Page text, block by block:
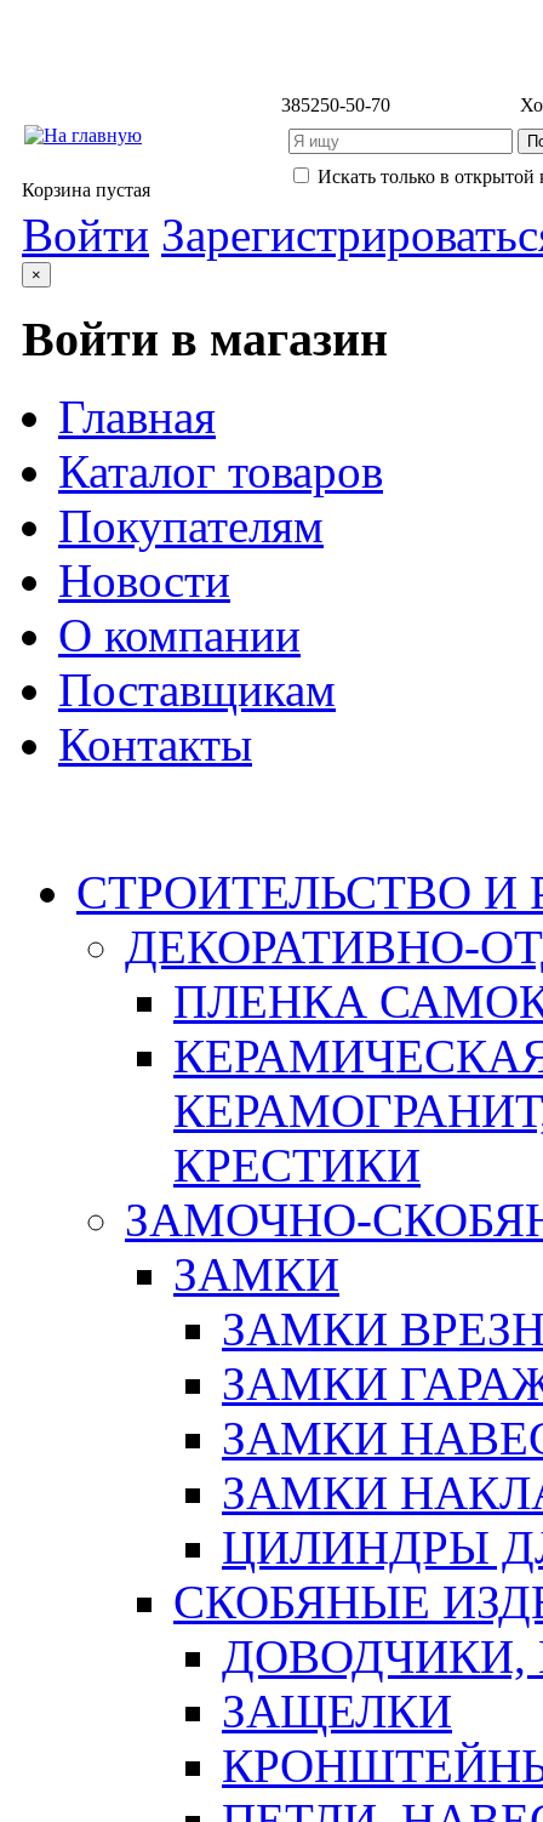
385250-50-70
Искать только в открытой
Корзина пустая
Войти
×
Войти в магазин
Главная
Каталог товаров
Покупателям
Новости
О компании
Поставщикам
Контакты
СТРОИТЕЛЬСТВО И
ДЕКОРАТИВНО-
ПЛЕНКА
КРЕСТИКИ
ЗАМОЧНО-
ЗАМКИ
ЗАМКИ
ЗАМКИ
ЗАМКИ
ЗАМКИ
ЦИЛИНДРЫ
СКОБЯНЫЕ
ЗАЩЕЛКИ